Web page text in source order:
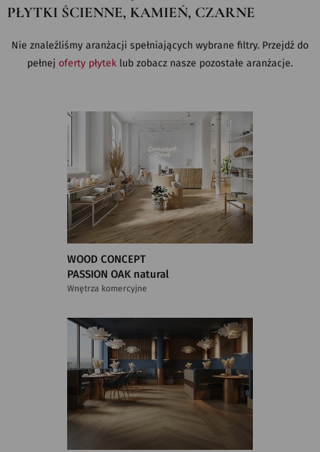
PŁYTKI ŚCIENNE, KAMIEŃ, CZARNE
Nie znaleźliśmy aranżacji spełniających wybrane filtry. Przejdź do
pełnej oferty płytek lub zobacz nasze pozostałe aranżacje.
WOOD CONCEPT
PASSION OAK natural
Wnętrza komercyjne